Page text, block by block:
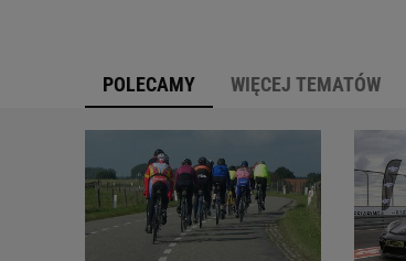
POLECAMY WIĘCEJ TEMATÓW